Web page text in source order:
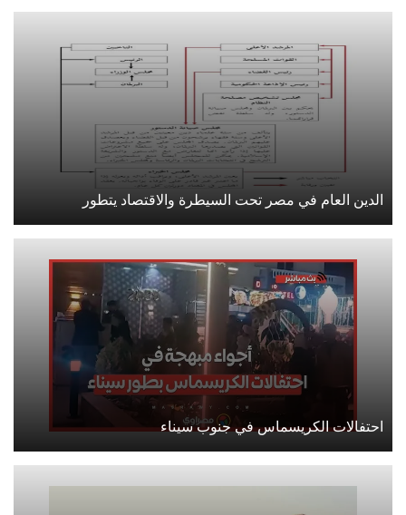
الدين العام في مصر تحت السيطرة والاقتصاد يتطور
احتفالات الكريسماس في جنوب سيناء